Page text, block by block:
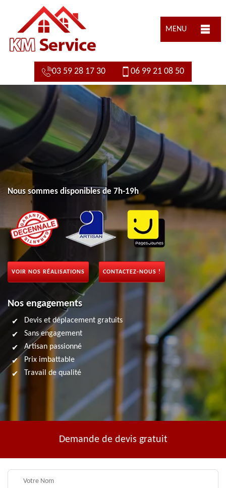
MENU
03 59 28 17 30 06 99 21 08 50
Nous sommes disponibles de 7h-19h
VOIR NOS RÉALISATIONS CONTACTEZ-NOUS !
Nos engagements
Devis et déplacement gratuits
Sans engagement
Artisan passionné
Prix imbattable
Travail de qualité
Demande de devis gratuit